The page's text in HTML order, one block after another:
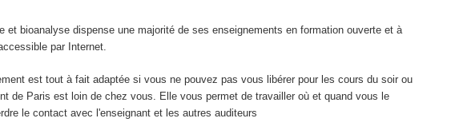
et bioanalyse dispense une majorité de ses enseignements en formation ouverte et à
par Internet.
est tout à fait adaptée si vous ne pouvez pas vous libérer pour les cours du soir ou
de Paris est loin de chez vous. Elle vous permet de travailler où et quand vous le
le contact avec l'enseignant et les autres auditeurs